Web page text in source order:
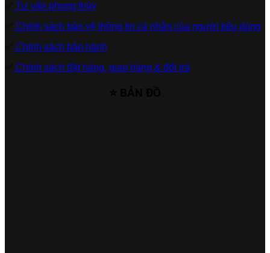
Tư vấn phong thủy
Chính sách bảo vệ thông tin cá nhân của người tiêu dùng
Chính sách bảo hành
Chính sách đặt hàng, giao hàng & đổi trả